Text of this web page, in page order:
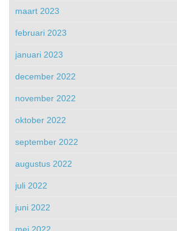
maart 2023
februari 2023
januari 2023
december 2022
november 2022
oktober 2022
september 2022
augustus 2022
juli 2022
juni 2022